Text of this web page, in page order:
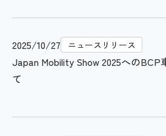
2025/10/27 ニュースリリース
Japan Mobility Show 2025へのBCP
て